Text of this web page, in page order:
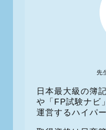
先
日本最大級の簿
や「FP試験ナビ
運営するハイパ